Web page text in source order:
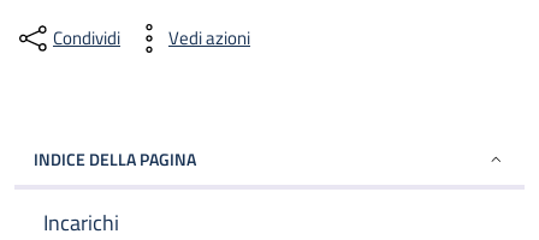
Condividi Vedi azioni
INDICE DELLA PAGINA
Incarichi